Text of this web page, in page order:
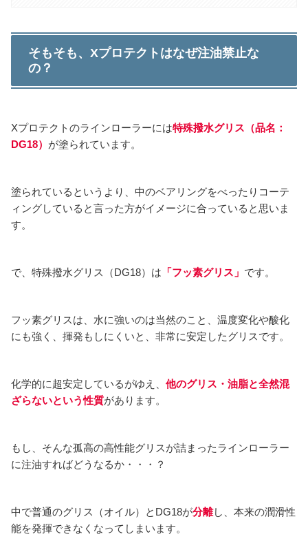
そもそも、Xプロテクトはなぜ注油禁止な
の？
Xプロテクトのラインローラーには特殊撥水グリス（品名：
DG18） が塗られています。
塗られているというより、中のベアリングをべったりコーテ
ィングしていると言った方がイメージに合っていると思いま
す。
で、特殊撥水グリス（DG18）は 「フッ素グリス」 です。
フッ素グリスは、水に強いのは当然のこと、温度変化や酸化
にも強く、揮発もしにくいと、非常に安定したグリスです。
化学的に超安定しているがゆえ、 他のグリス・油脂と全然混
ざらないという性質があります。
もし、そんな孤高の高性能グリスが詰まったラインローラー
に注油すればどうなるか・・・？
中で普通のグリス（オイル）とDG18が分離し、本来の潤滑性
能を発揮できなくなってしまいます。